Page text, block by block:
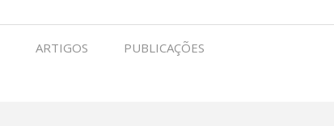
ARTIGOS PUBLICAÇÕES